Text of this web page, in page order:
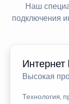
Наш
подключения
Высокая
Технология,